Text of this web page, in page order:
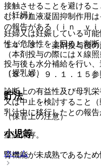
接触させることを避ける
む）の血液凝固抑制作用
の報告がある（ｉｎ ｖｉ
１４．３． 薬剤投与後の
投与後も水分補給を行い
〔８．６、９．１．１５参
貯法
（保管上の注意）
室温保存。
ホーム
（妊婦）
妊婦又は妊娠している可
性が危険性を上回ると判
（本剤投与の際にはＸ線
（授乳婦）
診断上の有益性及び母乳
又は中止を検討すること
乳汁中に移行したとの報告
小児等
腎機能が未成熟であるため